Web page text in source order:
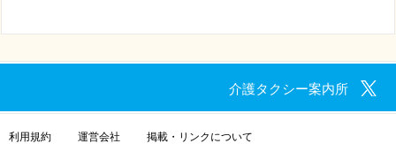
介護タクシー案内所
利用規約 運営会社 掲載・リンクについて